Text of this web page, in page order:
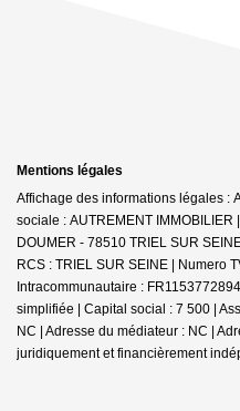
Mentions légales
Affichage des informations légales :
sociale : AUTREMENT
DOUMER - 78510 TRIEL SUR
RCS : TRIEL SUR SEINE | Numero
Intracommunautaire :
simplifiée | Capital social : 7 500 |
NC | Adresse du médiateur : NC |
juridiquement et financièrement